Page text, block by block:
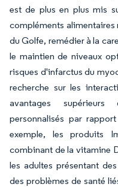
est de plus en plus mis
compléments alimentaires
du Golfe, remédier à la
le maintien de niveaux
risques d'infarctus du
recherche sur les
avantages supérieurs
personnalisés par
exemple, les produits
combinant de la vitamine
les adultes présentant
des problèmes de santé